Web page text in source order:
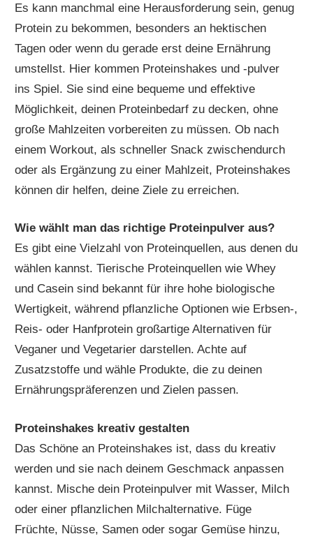
Es kann manchmal eine Herausforderung sein, genug
Protein zu bekommen, besonders an hektischen
Tagen oder wenn du gerade erst deine Ernährung
umstellst. Hier kommen Proteinshakes und -pulver
ins Spiel. Sie sind eine bequeme und effektive
Möglichkeit, deinen Proteinbedarf zu decken, ohne
große Mahlzeiten vorbereiten zu müssen. Ob nach
einem Workout, als schneller Snack zwischendurch
oder als Ergänzung zu einer Mahlzeit, Proteinshakes
können dir helfen, deine Ziele zu erreichen.
Wie wählt man das richtige Proteinpulver aus?
Es gibt eine Vielzahl von Proteinquellen, aus denen du
wählen kannst. Tierische Proteinquellen wie Whey
und Casein sind bekannt für ihre hohe biologische
Wertigkeit, während pflanzliche Optionen wie Erbsen-,
Reis- oder Hanfprotein großartige Alternativen für
Veganer und Vegetarier darstellen. Achte auf
Zusatzstoffe und wähle Produkte, die zu deinen
Ernährungspräferenzen und Zielen passen.
Proteinshakes kreativ gestalten
Das Schöne an Proteinshakes ist, dass du kreativ
werden und sie nach deinem Geschmack anpassen
kannst. Mische dein Proteinpulver mit Wasser, Milch
oder einer pflanzlichen Milchalternative. Füge
Früchte, Nüsse, Samen oder sogar Gemüse hinzu,